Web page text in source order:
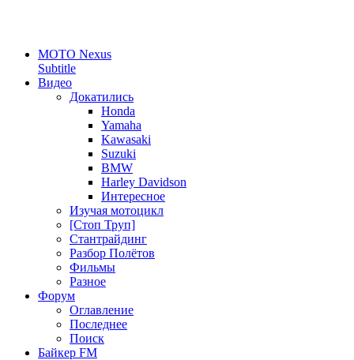
MOTO Nexus
Subtitle
Видео
Докатились
Honda
Yamaha
Kawasaki
Suzuki
BMW
Harley Davidson
Интересное
Изучая мотоцикл
[Стоп Труп]
Стантрайдинг
Разбор Полётов
Фильмы
Разное
Форум
Оглавление
Последнее
Поиск
Байкер FM